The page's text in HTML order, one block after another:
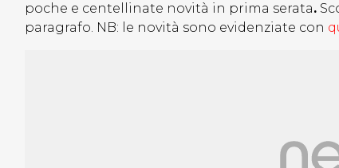
poche e centellinate novità in prima serata.
paragrafo. NB: le novità sono evidenziate con